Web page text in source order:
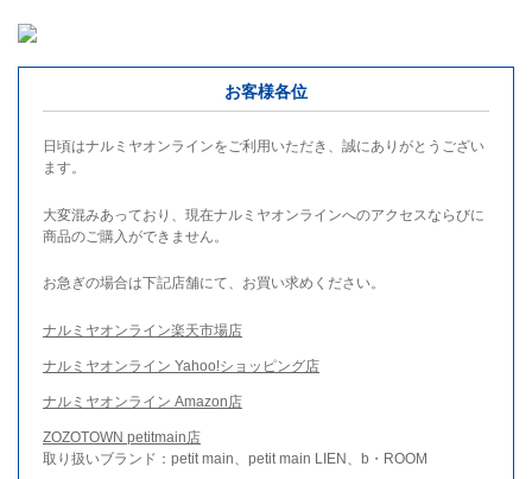
お客様各位
日頃はナルミヤオンラインをご利用いただき、誠にありがとうござい
ます。
大変混みあっており、現在ナルミヤオンラインへのアクセスならびに
商品のご購入ができません。
お急ぎの場合は下記店舗にて、お買い求めください。
ナルミヤオンライン楽天市場店
ナルミヤオンライン Yahoo!ショッピング店
ナルミヤオンライン Amazon店
ZOZOTOWN petitmain店
取り扱いブランド：petit main、petit main LIEN、b・ROOM